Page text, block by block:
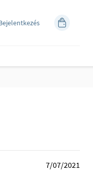
7/07/2021